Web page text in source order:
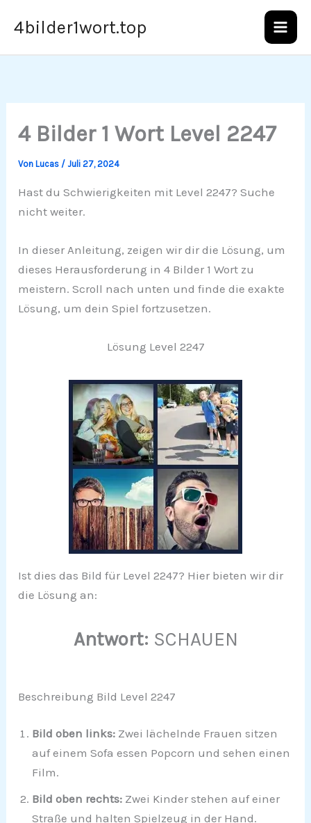
Inhalt
4bilder1wort.top
4 Bilder 1 Wort Level 2247
VonLucas /Juli 27, 2024
Hast du Schwierigkeiten mit Level 2247? Suche
nicht weiter.
In dieser Anleitung, zeigen wir dir die Lösung, um
dieses Herausforderung in 4 Bilder 1 Wort zu
meistern. Scroll nach unten und finde die exakte
Lösung, um dein Spiel fortzusetzen.
Lösung Level 2247
Ist dies das Bild für Level 2247? Hier bieten wir dir
die Lösung an:
Antwort: SCHAUEN
Beschreibung Bild Level 2247
Bild oben links: Zwei lächelnde Frauen sitzen
auf einem Sofa essen Popcorn und sehen einen
Film.
Bild oben rechts: Zwei Kinder stehen auf einer
Straße und halten Spielzeug in der Hand.